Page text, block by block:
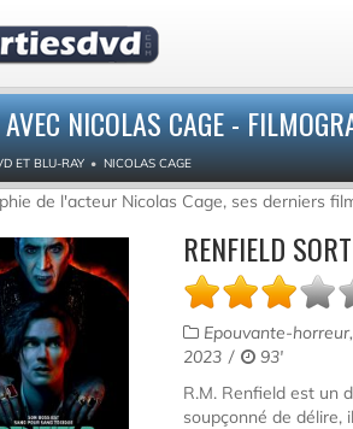
NICOLAS CAGE -
ET BLU-RAY NICOLAS CAGE
de l'acteur Nicolas Cage, ses derniers
RENFIELD
Epouvante-
2023
93'
R.M. Renfield est un
soupçonné de délire,